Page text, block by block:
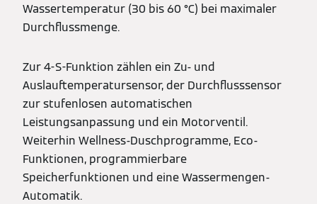
Wassertemperatur (30 bis 60 °C) bei maximaler
Durchflussmenge.
Zur 4-S-Funktion zählen ein Zu- und
Auslauftemperatursensor, der Durchflusssensor
zur stufenlosen automatischen
Leistungsanpassung und ein Motorventil.
Weiterhin Wellness-Duschprogramme, Eco-
Funktionen, programmierbare
Speicherfunktionen und eine Wassermengen-
Automatik.